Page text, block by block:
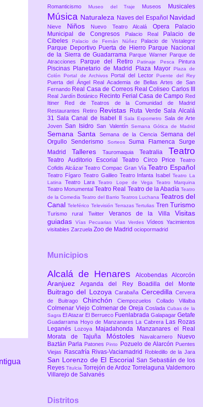
Romanticismo
Museo del Traje Museos Musicales
Música Naturaleza Naves del Español Navidad
Nieve Niños Nuevo Teatro Alcalá Opera
Palacio
Municipal de Congresos
Palacio Real
Palacio de
Cibeles
Palacio de Fernán Núñez Palacio de Vistalegre
Parque Deportivo Puerta de Hierro Parque Nacional
de la Sierra de Guadarrama Parque Warner Parque de
Atracciones
Parque del Retiro Patinaje Pesca Pintura
Piscinas Planetario de Madrid Plaza Mayor
Plaza de
Colón Portal de Archivos Portal del LectorPuente del Rey
Puerta del Ángel
Real Academia de Bellas Artes de San
Fernando Real Casa de Correos Real Coliseo Carlos III
Real Jardín Botánico Recinto Ferial Casa de Campo Red
Itiner
Red de Teatros de la Comunidad de Madrid
Restaurantes
Retiro Revistas Ruta VerdeSala Alcalá
31Sala Canal de Isabel IISala Expometro Sala de Arte
JovenSan IsidroSan Valentín Semana Gótica de Madrid
Semana Santa Semana de la Ciencia Semana del
Orgullo Senderismo SorteosSuma FlamencaSurge
Madrid Talleres Tauromaquia Teatralia Teatro
Teatro Auditorio Escorial Teatro Circo Price Teatro
Cofidis AlcázarTeatro Compac Gran Vía Teatro Español
Teatro Fígaro Teatro Galileo Teatro Infanta IsabelTeatro La
Latina Teatro LaraTeatro Lope de Vega Teatro Marquina
Teatro Monumental Teatro Real Teatro de la Abadía Teatro
de la Comedia Teatro del Barrio Teatros Luchana Teatros del
CanalTeleférico TelevisiónTerrazasTertulias Tren Turismo
Turismo rural Twitter Veranos de la VillaVisitas
guiadasVías Pecuarias Vías Verdes VídeosYacimientos
visitables Zarzuela Zoo de Madrid ociopormadrid
Municipios
Alcalá de Henares Alcobendas Alcorcón
AranjuezArganda del Rey Boadilla del Monte
Buitrago del LozoyaCarabaña CercedillaCervera
de Buitrago ChinchónCiempozuelosCollado Villalba
Colmenar Viejo Colmenar de Oreja Coslada Cubas de la
Sagra El Atazar El Berrueco Fuenlabrada Galapagar Getafe
Guadarrama Hoyo de Manzanares La Cabrera Las Rozas
Leganés
Lozoya Majadahonda
Manzanares el Real
Morata de Tajuña Móstoles Navalcarnero
Nuevo
Baztán Parla PatonesPinto Pozuelo de Alarcón Puentes
Viejas
Rascafría Rivas-Vaciamadrid Robledillo de la Jara
San Lorenzo de El Escorial San Sebastián de los
Reyes Titulcia Torrejón de Ardoz Torrelaguna Valdemoro
Villarejo de Salvanés
Distritos